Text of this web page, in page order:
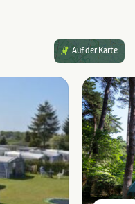
Auf der Karte